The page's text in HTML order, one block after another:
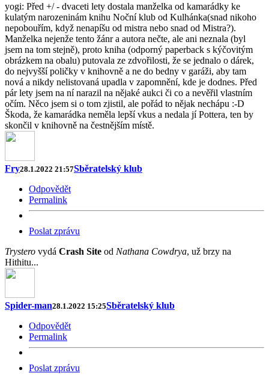
yogi: Před +/ - dvaceti lety dostala manželka od kamarádky ke
kulatým narozeninám knihu Noční klub od Kulhánka(snad nikoho
nepobouřím, když nenapíšu od mistra nebo snad od Mistra?).
Manželka nejenže tento žánr a autora nečte, ale ani neznala (byl
jsem na tom stejně), proto kniha (odporný paperback s kýčovitým
obrázkem na obalu) putovala ze zdvořilosti, že se jednalo o dárek,
do nejvyšší poličky v knihovně a ne do bedny v garáži, aby tam
nová a nikdy nelistovaná upadla v zapomnění, kde je dodnes. Před
pár lety jsem na ní narazil na nějaké aukci či co a nevěřil vlastním
očím. Něco jsem si o tom zjistil, ale pořád to nějak nechápu :-D
Škoda, že kamarádka neměla lepší vkus a nedala jí Pottera, ten by
skončil v knihovně na čestnějším místě.
Fry28.1.2022 21:57Sběratelský klub
Odpovědět
Permalink
Poslat zprávu
Trystero vydá Crash Site od Nathana Cowdrya, už brzy na
Hithitu...
Spider-man28.1.2022 15:25Sběratelský klub
Odpovědět
Permalink
Poslat zprávu